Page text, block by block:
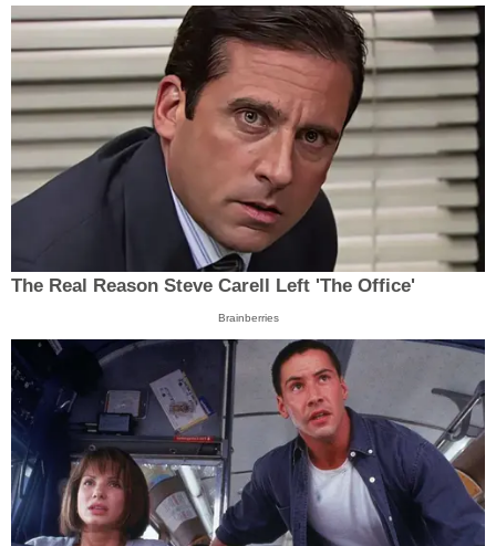
The Real Reason Steve Carell Left 'The Office'
Brainberries